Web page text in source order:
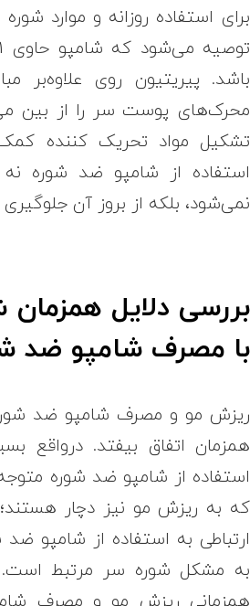
برای استفاده روزانه و موارد
باشد. پیریتیون روی علاوه‌بر
محرک‌های پوست سر را از بین
تشکیل مواد تحریک کننده
استفاده از شامپو ضد شوره
نمی‌شود، بلکه از بروز آن
بررسی دلایل
با مصرف شامپو ضد
ریزش مو و مصرف شامپو ضد
همزمان اتفاق بیفتد. در‌واقع
استفاده از شامپو ضد شوره
که به ریزش مو نیز دچار
ارتباطی به استفاده از شامپو ضد
به مشکل شوره سر مرتبط است.